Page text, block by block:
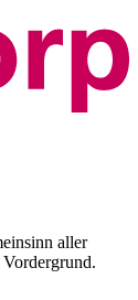
aller